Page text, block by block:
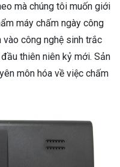
mà chúng tôi muốn giới
máy chấm ngày công
công nghệ sinh trắc
thiên niên kỷ mới. Sản
môn hóa về việc chấm